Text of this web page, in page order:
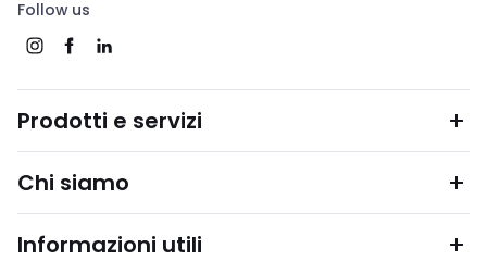
Follow us
Prodotti e servizi
Chi siamo
Informazioni utili